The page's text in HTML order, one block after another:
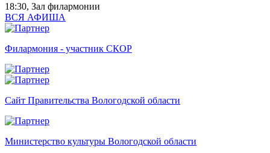
18:30, Зал филармонии
ВСЯ АФИША
Филармония - участник СКОР
Сайт Правительства Вологодской области
Министерство культуры Вологодской области